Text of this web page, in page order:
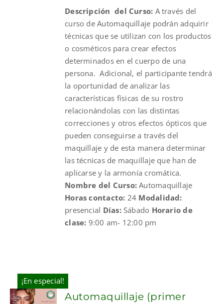
$210.00.$190.00.
Descripción del Curso: A través del
curso de Automaquillaje podrán adquirir
técnicas que se utilizan con los productos
o cosméticos para crear efectos
determinados en el cuerpo de una
persona. Adicional, el participante tendrá
la oportunidad de analizar las
características físicas de su rostro
relacionándolas con las distintas
correcciones y otros efectos ópticos que
pueden conseguirse a través del
maquillaje y de esta manera determinar
las técnicas de maquillaje que han de
aplicarse y la armonía cromática.
Nombre del Curso:Automaquillaje
Horas contacto: 24 Modalidad:
presencial Días:Sábado Horario de
clase: 9:00 am- 12:00 pm
¡En especial!
Automaquillaje (primer